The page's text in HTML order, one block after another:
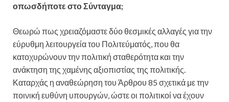
οπωσδήποτε στο Σύνταγμα;
Θεωρώ πως χρειαζόμαστε δύο θεσμικές αλλαγές για την
εύρυθμη λειτουργεία του Πολιτεύματός, που θα
κατοχυρώνουν την πολιτική σταθερότητα και την
ανάκτηση της χαμένης αξιοπιστίας της πολιτικής.
Καταρχάς η αναθεώρηση του Άρθρου 85 σχετικά με την
ποινική ευθύνη υπουργών, ώστε οι πολιτικοί να έχουν